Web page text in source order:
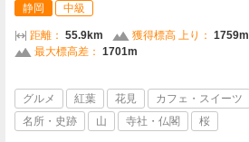
静岡 中級
距離： 55.9km 獲得標高 上り： 1759m
最大標高差： 1701m
グルメ 紅葉 花見 カフェ・スイーツ
名所・史跡
山 寺社・仏閣 桜